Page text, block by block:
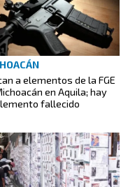
a elementos de la FGE
en Aquila; hay
fallecido